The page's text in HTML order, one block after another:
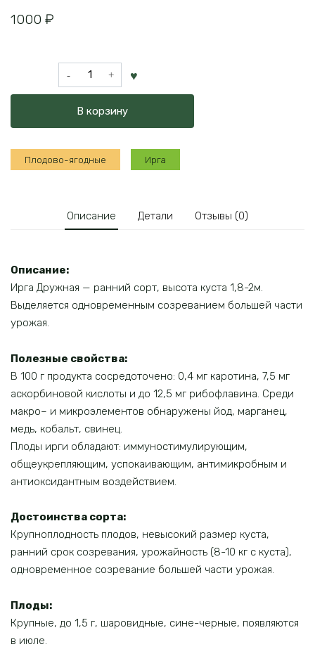
1000 ₽
Количество
товара
Дружная
В корзину
Плодово-ягодные Ирга
Описание Детали Отзывы (0)
Описание:
Ирга Дружная — ранний сорт, высота куста 1,8-2м.
Выделяется одновременным созреванием большей части
урожая.
Полезные свойства:
В 100 г продукта сосредоточено: 0,4 мг каротина, 7,5 мг
аскорбиновой кислоты и до 12,5 мг рибофлавина. Среди
макро– и микроэлементов обнаружены йод, марганец,
медь, кобальт, свинец.
Плоды ирги обладают: иммуностимулирующим,
общеукрепляющим, успокаивающим, антимикробным и
антиоксидантным воздействием.
Достоинства сорта:
Крупноплодность плодов, невысокий размер куста,
ранний срок созревания, урожайность (8-10 кг с куста),
одновременное созревание большей части урожая.
Плоды:
Крупные, до 1,5 г, шаровидные, сине-черные, появляются
в июле.